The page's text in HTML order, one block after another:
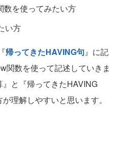
数を使ってみたい方
い方
帰ってきたHAVING句』に記
関数を使って記述していきま
と『帰ってきたHAVING
理解しやすいと思います。